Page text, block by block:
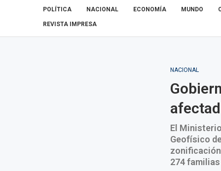
POLÍTICA NACIONAL ECONOMÍA MUNDO
REVISTA IMPRESA
NACIONAL
El
Geofísico
274